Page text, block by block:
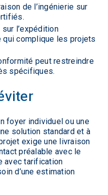
de l’ingénierie sur
l’expédition
complique les projets
peut restreindre
spécifiques.
foyer individuel ou une
solution standard et à
exige une livraison
préalable avec le
avec tarification
d’une estimation